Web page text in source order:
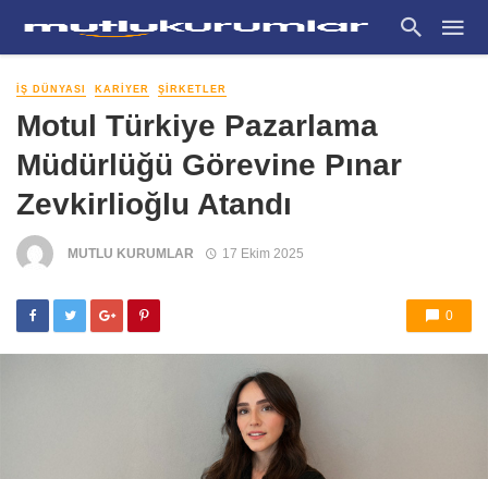
İŞ DÜNYASI KARIYER ŞIRKETLER
Motul Türkiye Pazarlama
Müdürlüğü Görevine Pınar
Zevkirlioğlu Atandı
MUTLU KURUMLAR 17 Ekim 2025
0